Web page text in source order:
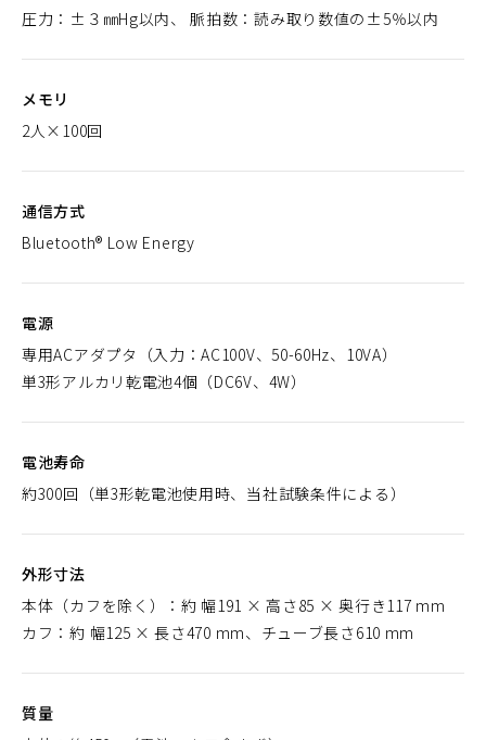
圧力：±３㎜Hg以内、 脈拍数：読み取り数値の±5％以内
メモリ
2人×100回
通信方式
Bluetooth® Low Energy
電源
専用ACアダプタ（入力：AC100V、50-60Hz、10VA）
単3形アルカリ乾電池4個（DC6V、4W）
電池寿命
約300回（単3形乾電池使用時、当社試験条件による）
外形寸法
本体（カフを除く）：約 幅191 × 高さ85 × 奥行き117 mm
カフ：約 幅125 × 長さ470 mm、チューブ長さ610 mm
質量